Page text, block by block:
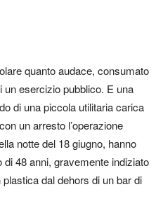
quanto audace, consumato
un esercizio pubblico. E una
di una piccola utilitaria carica
un arresto l’operazione
notte del 18 giugno, hanno
48 anni, gravemente indiziato
dal dehors di un bar di